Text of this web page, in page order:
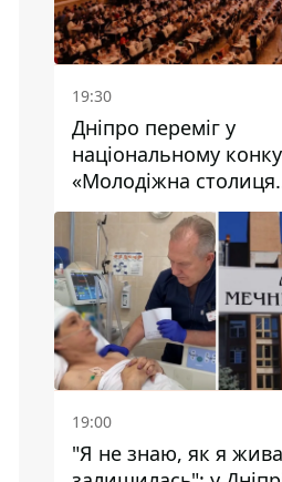
19:30
Дніпро переміг у
національному
«Молодіжна столиця
України – 2026»
19:00
"Я не знаю, як я жива